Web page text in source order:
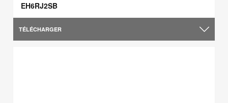
EH6RJ2SB
TÉLÉCHARGER